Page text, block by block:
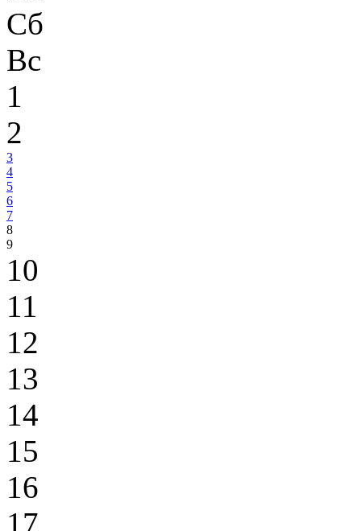
Сб
Вс
1
2
3
4
5
6
7
8
9
10
11
12
13
14
15
16
17